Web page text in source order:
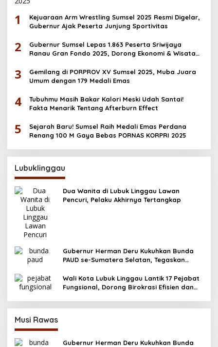
1
Kejuaraan Arm Wrestling Sumsel 2025 Resmi Digelar,
Gubernur Ajak Peserta Junjung Sportivitas
2
Gubernur Sumsel Lepas 1.863 Peserta Sriwijaya
Ranau Gran Fondo 2025, Dorong Ekonomi & Wisata
3
Gemilang di PORPROV XV Sumsel 2025, Muba Juara
Umum dengan 179 Medali Emas
4
Tubuhmu Masih Bakar Kalori Meski Udah Santai!
Fakta Menarik Tentang Afterburn Effect
5
Sejarah Baru! Sumsel Raih Medali Emas Perdana
Renang 100 M Gaya Bebas PORNAS KORPRI 2025
Lubuklinggau
Dua Wanita di Lubuk Linggau Lawan
Pencuri, Pelaku Akhirnya Tertangkap
Gubernur Herman Deru Kukuhkan Bunda
PAUD se-Sumatera Selatan, Tegaskan
Wali Kota Lubuk Linggau Lantik 17 Pejabat
Fungsional, Dorong Birokrasi Efisien dan
Musi Rawas
Gubernur Herman Deru Kukuhkan Bunda